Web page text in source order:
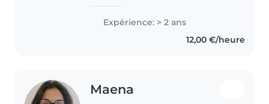
à Bidart. J'ai plus de 2 ans
d'expérience auprès d'enfants
de tous âges, du bébé..
Expérience: > 2 ans
12,00 €/heure
Maena